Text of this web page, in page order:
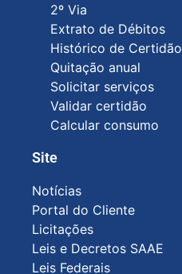
2º Via
Extrato de Débitos
Histórico de Certidão
Quitação anual
Solicitar serviços
Validar certidão
Calcular consumo
Site
Notícias
Portal do Cliente
Licitações
Leis e Decretos SAAE
Leis Federais